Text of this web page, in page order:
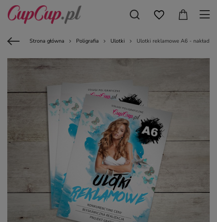
Strona główna Poligrafia Ulotki Ulotki reklamowe A6 - nakład